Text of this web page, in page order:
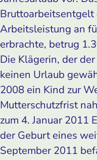
Bruttoarbeitsentgelt
Arbeitsleistung an
erbrachte, betrug
Die Klägerin, der
keinen Urlaub
2008 ein Kind zur
Mutterschutzfrist
zum 4. Januar 2011
der Geburt eines
September 2011